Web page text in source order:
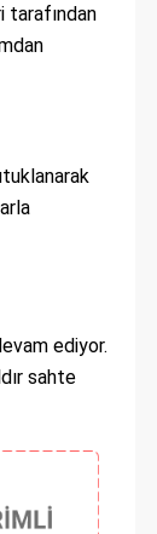
tarafından
ediyor.
sahte